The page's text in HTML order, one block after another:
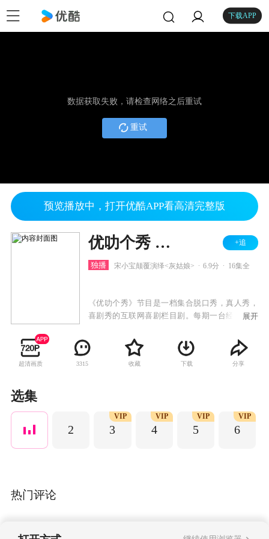
下载APP
数据获取失败，请检查网络之后重试
重试
预览播放中，打开优酷APP看高清完整版
优叻个秀 第一季 +追
独播 宋小宝颠覆演绎<灰姑娘> 6.9分 16集全
《优叻个秀》节目是一档集合脱口秀，真人秀，
喜剧秀的互联网喜剧栏目剧。每期一台经典剧目
品，明星脱口秀，真人秀，表演秀等全新娱乐栏
目剧，由乔杉、修睿、常远等国内顶级喜剧演员
参演，打造一系列优质喜剧，口碑喜剧，叫座喜
展开
超清画质 3315 收藏 下载 分享
选集
2 3
VIP
4
VIP
5
VIP
6
VIP
热门评论